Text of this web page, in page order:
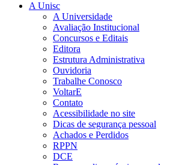
A Unisc
A Universidade
Avaliação Institucional
Concursos e Editais
Editora
Estrutura Administrativa
Ouvidoria
Trabalhe Conosco
VoltarE
Contato
Acessibilidade no site
Dicas de segurança pessoal
Achados e Perdidos
RPPN
DCE